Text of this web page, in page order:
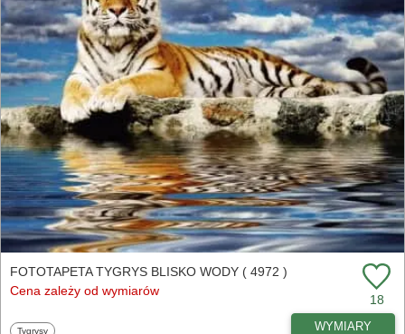
FOTOTAPETA TYGRYS BLISKO WODY ( 4972 )
Cena zależy od wymiarów
18
Fototapety
Tygrysy WYMIARY